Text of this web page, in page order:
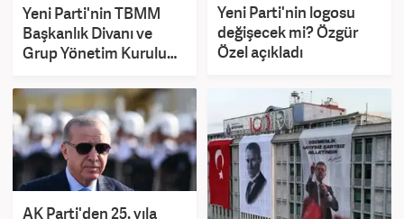
Yeni Parti'nin TBMM
Başkanlık Divanı ve
Grup Yönetim Kurulu
Yeni Parti'nin logosu
değişecek mi? Özgür
Özel açıkladı
AK Parti'den 25. yıla